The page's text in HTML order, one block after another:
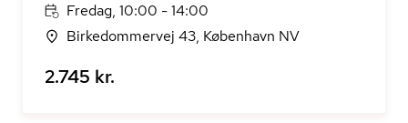
Fredag, 10:00 - 14:00
Birkedommervej 43, København NV
2.745 kr.